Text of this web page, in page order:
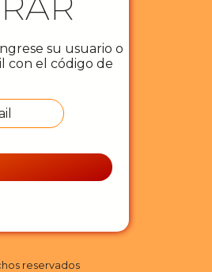
su usuario o
con el código de
reservados